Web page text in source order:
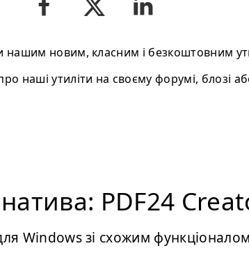
нашим новим, класним і безкоштовним
нашi утиліти на своєму форумі, блозі
PDF24
Windows зі схожим функціоналом